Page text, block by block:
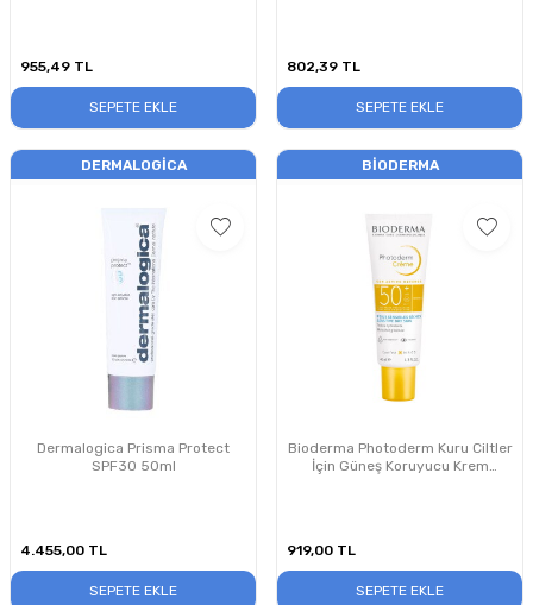
955,49 TL
SEPETE EKLE
802,39 TL
SEPETE EKLE
DERMALOGICA
Dermalogica Prisma Protect
SPF30 50ml
4.455,00 TL
SEPETE EKLE
BIODERMA
Bioderma Photoderm Kuru Ciltler
İçin Güneş Koruyucu Krem
919,00 TL
SEPETE EKLE